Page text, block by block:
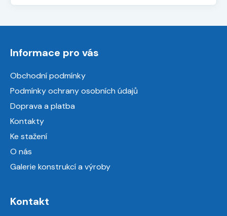
Informace pro vás
Obchodní podmínky
Podmínky ochrany osobních údajů
Doprava a platba
Kontakty
Ke stažení
O nás
Galerie konstrukcí a výroby
Kontakt